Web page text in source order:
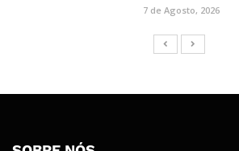
7 de Agosto, 2026